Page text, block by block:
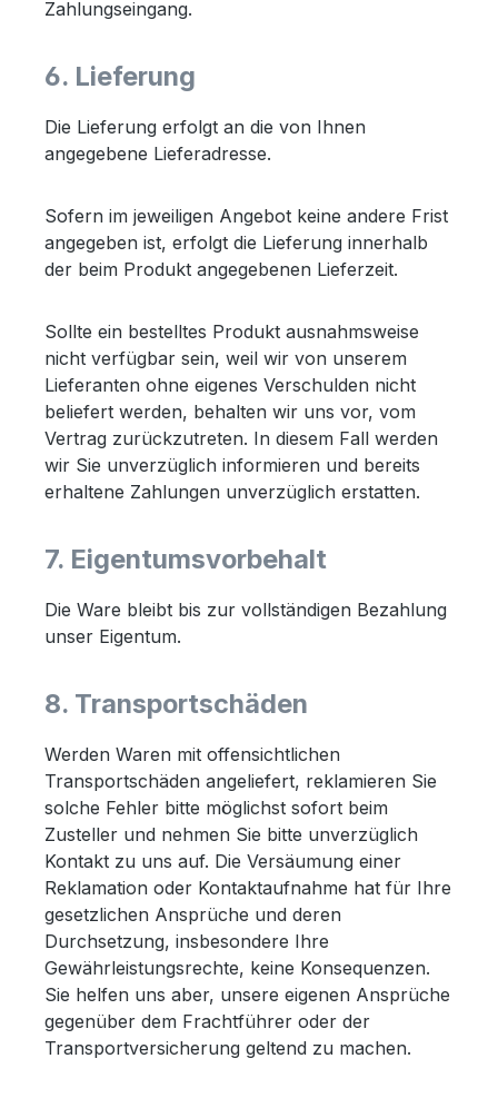
Zahlungseingang.
6. Lieferung
Die Lieferung erfolgt an die von Ihnen
angegebene Lieferadresse.
Sofern im jeweiligen Angebot keine andere Frist
angegeben ist, erfolgt die Lieferung innerhalb
der beim Produkt angegebenen Lieferzeit.
Sollte ein bestelltes Produkt ausnahmsweise
nicht verfügbar sein, weil wir von unserem
Lieferanten ohne eigenes Verschulden nicht
beliefert werden, behalten wir uns vor, vom
Vertrag zurückzutreten. In diesem Fall werden
wir Sie unverzüglich informieren und bereits
erhaltene Zahlungen unverzüglich erstatten.
7. Eigentumsvorbehalt
Die Ware bleibt bis zur vollständigen Bezahlung
unser Eigentum.
8. Transportschäden
Werden Waren mit offensichtlichen
Transportschäden angeliefert, reklamieren Sie
solche Fehler bitte möglichst sofort beim
Zusteller und nehmen Sie bitte unverzüglich
Kontakt zu uns auf. Die Versäumung einer
Reklamation oder Kontaktaufnahme hat für Ihre
gesetzlichen Ansprüche und deren
Durchsetzung, insbesondere Ihre
Gewährleistungsrechte, keine Konsequenzen.
Sie helfen uns aber, unsere eigenen Ansprüche
gegenüber dem Frachtführer oder der
Transportversicherung geltend zu machen.